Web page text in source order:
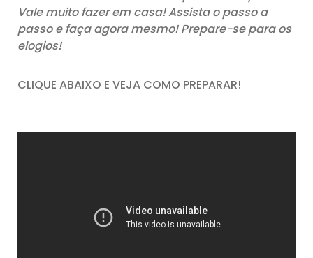
Vale muito fazer em casa! Assista o passo a
passo e faça agora mesmo! Prepare-se para os
elogios!
CLIQUE ABAIXO E VEJA COMO PREPARAR!